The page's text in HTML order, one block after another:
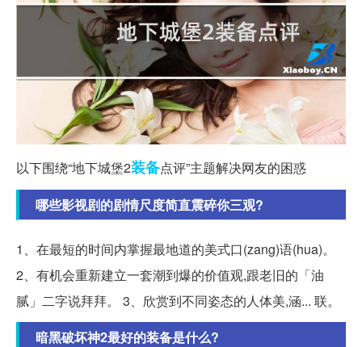
以下围绕“地下城堡2装备点评”主题解决网友的困惑
哪些影视剧的剧情尺度简直震碎你三观?
1、在最短的时间内掌握最地道的美式口(zang)语(hua)。
2、有机会重新建立一套潮到爆的价值观,跟老旧的「油
腻」二字说拜拜。 3、欣赏到不同姿态的人体美,涵... 联。
暗黑破坏神2最好的装备是什么?